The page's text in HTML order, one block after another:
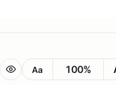
Aa 100%